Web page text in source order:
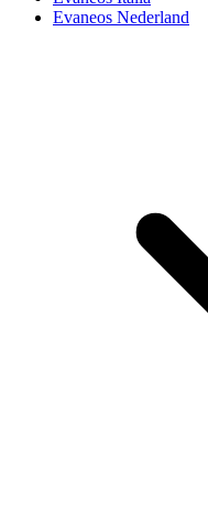
Evaneos Nederland